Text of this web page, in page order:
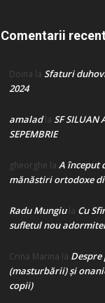
Comentarii
Doina la Sfaturi
2024
amaladla SF SILUAN
SEPEMBRIE
gheorghe la A început
mănăstiri ortodoxe
Radu Mungiula Cu
sufletul nou
Crina Marina la
(masturbării) şi
copii)